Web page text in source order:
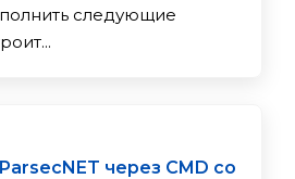
следующие
через CMD со